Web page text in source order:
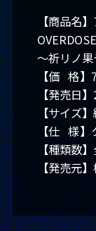
【商品名
～祈リノ
【価 格
【発売日
【サイズ
【仕 様
【種類数
【発売元